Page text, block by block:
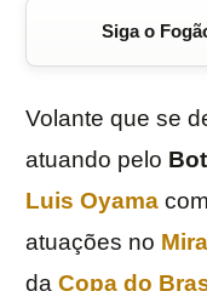
Siga o
Volante que se
atuando pelo
Luis Oyama
atuações no
da Copa do